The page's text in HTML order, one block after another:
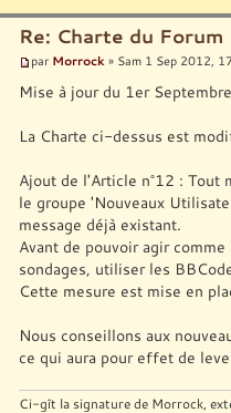
Re: Charte du Forum
par Morrock » Sam 1 Sep 2012,
Mise à jour du 1er
La Charte ci-dessus est
Ajout de l'Article n°12 : Tout
le groupe 'Nouveaux
message déjà existant.
Avant de pouvoir agir
sondages, utiliser les
Cette mesure est mise en
Nous conseillons aux
ce qui aura pour effet de
Ci-gît la signature de Morrock,